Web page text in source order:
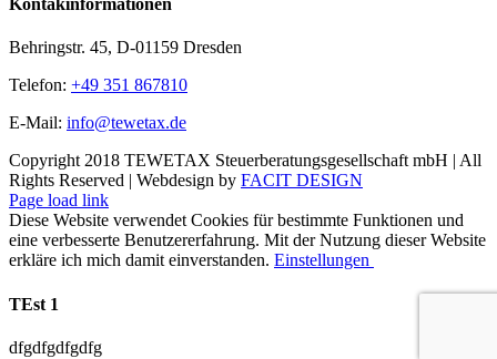
Kontakinformationen
Behringstr. 45, D-01159 Dresden
Telefon: +49 351 867810
E-Mail: info@tewetax.de
Copyright 2018 TEWETAX Steuerberatungsgesellschaft mbH | All
Rights Reserved | Webdesign by FACIT DESIGN
Page load link
Diese Website verwendet Cookies für bestimmte Funktionen und
eine verbesserte Benutzererfahrung. Mit der Nutzung dieser Website
erkläre ich mich damit einverstanden. Einstellungen
TEst 1
dfgdfgdfgdfg